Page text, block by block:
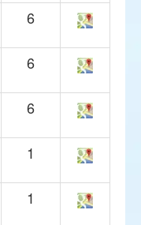
6
6
6
1
1